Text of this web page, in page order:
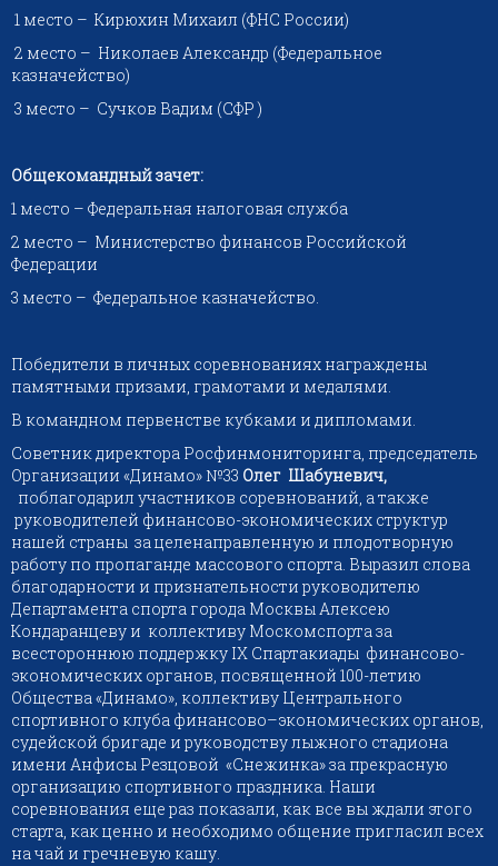
1 место – Кирюхин Михаил (ФНС России)
2 место – Николаев Александр (Федеральное
казначейство)
3 место – Сучков Вадим (СФР )
Общекомандный зачет:
1 место – Федеральная налоговая служба
2 место – Министерство финансов Российской
Федерации
3 место – Федеральное казначейство.
Победители в личных соревнованиях награждены
памятными призами, грамотами и медалями.
В командном первенстве кубками и дипломами.
Советник директора Росфинмониторинга, председатель
Организации «Динамо» №33 Олег Шабуневич,
поблагодарил участников соревнований, а также
руководителей финансово-экономических структур
нашей страны за целенаправленную и плодотворную
работу по пропаганде массового спорта. Выразил слова
благодарности и признательности руководителю
Департамента спорта города Москвы Алексею
Кондаранцеву и коллективу Москомспорта за
всестороннюю поддержку IX Спартакиады финансово-
экономических органов, посвященной 100-летию
Общества «Динамо», коллективу Центрального
спортивного клуба финансово–экономических органов,
судейской бригаде и руководству лыжного стадиона
имени Анфисы Резцовой «Снежинка» за прекрасную
организацию спортивного праздника. Наши
соревнования еще раз показали, как все вы ждали этого
старта, как ценно и необходимо общение пригласил всех
на чай и гречневую кашу.